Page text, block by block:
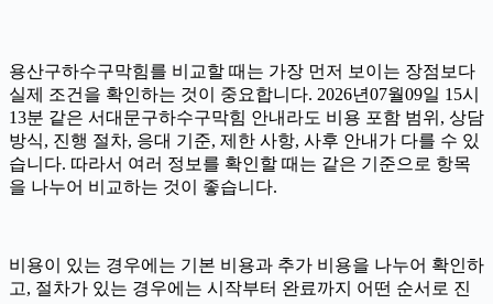
용산구하수구막힘를 비교할 때는 가장 먼저 보이는 장점보다
실제 조건을 확인하는 것이 중요합니다. 2026년07월09일 15시
13분 같은 서대문구하수구막힘 안내라도 비용 포함 범위, 상담
방식, 진행 절차, 응대 기준, 제한 사항, 사후 안내가 다를 수 있
습니다. 따라서 여러 정보를 확인할 때는 같은 기준으로 항목
을 나누어 비교하는 것이 좋습니다.
비용이 있는 경우에는 기본 비용과 추가 비용을 나누어 확인하
고, 절차가 있는 경우에는 시작부터 완료까지 어떤 순서로 진